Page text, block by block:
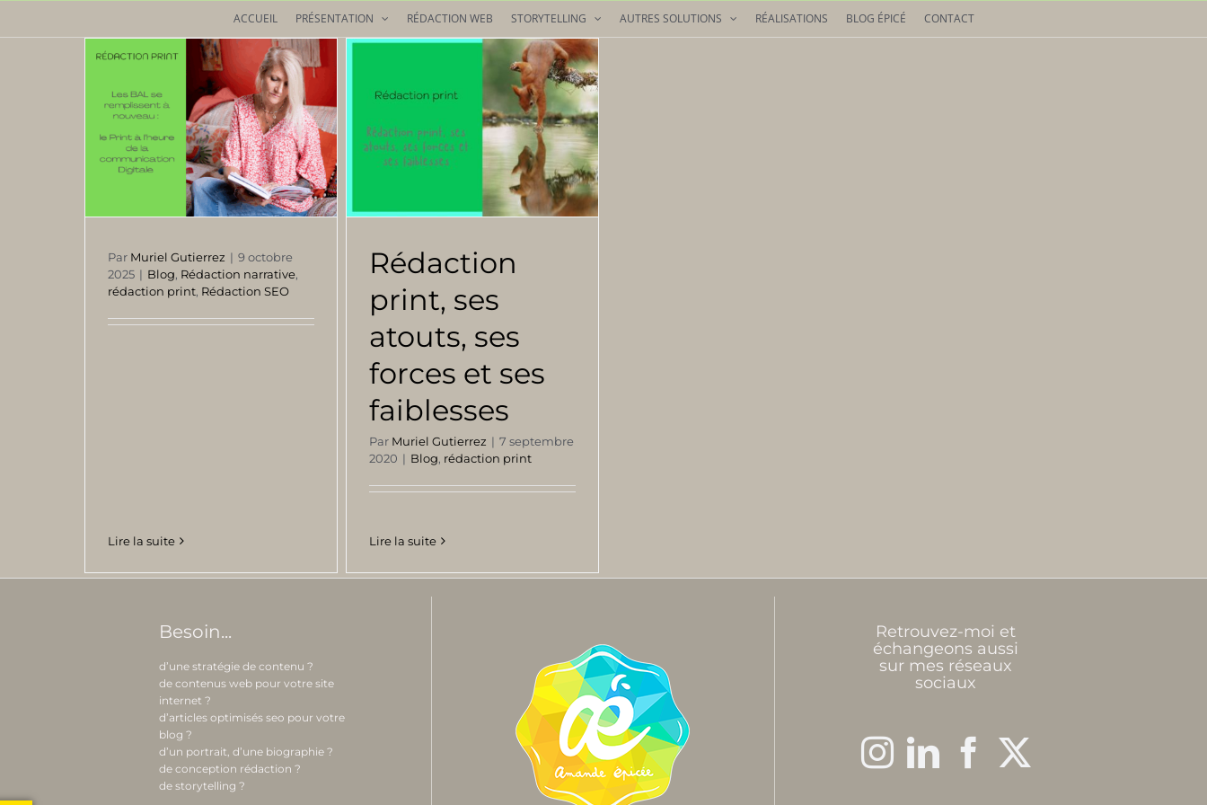
ACCUEIL PRÉSENTATION RÉDACTION WEB STORYTELLING AUTRES SOLUTIONS RÉALISATIONS BLOG ÉPICÉ CONTACT
Par Muriel Gutierrez | 9 octobre
2025 | Blog, Rédaction narrative,
rédaction print, Rédaction SEO
Lire la suite
Rédaction
print, ses
atouts, ses
forces et ses
faiblesses
Par Muriel Gutierrez | 7 septembre
2020 | Blog, rédaction print
Lire la suite
Besoin...
d’une stratégie de contenu ?
de contenus web pour votre site
internet ?
d’articles optimisés seo pour votre
blog ?
d’un portrait, d’une biographie ?
de conception rédaction ?
de storytelling ?
Retrouvez-moi et
échangeons aussi
sur mes réseaux
sociaux